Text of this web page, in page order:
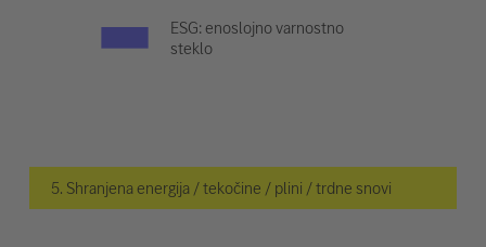
ESG: enoslojno varnostno
steklo
5. Shranjena energija / tekočine / plini / trdne snovi